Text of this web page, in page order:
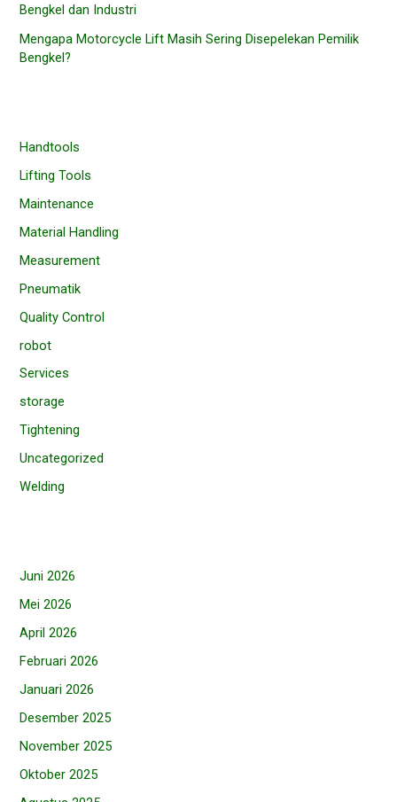
Bengkel dan Industri
Mengapa Motorcycle Lift Masih Sering Disepelekan Pemilik
Bengkel?
Handtools
Lifting Tools
Maintenance
Material Handling
Measurement
Pneumatik
Quality Control
robot
Services
storage
Tightening
Uncategorized
Welding
Juni 2026
Mei 2026
April 2026
Februari 2026
Januari 2026
Desember 2025
November 2025
Oktober 2025